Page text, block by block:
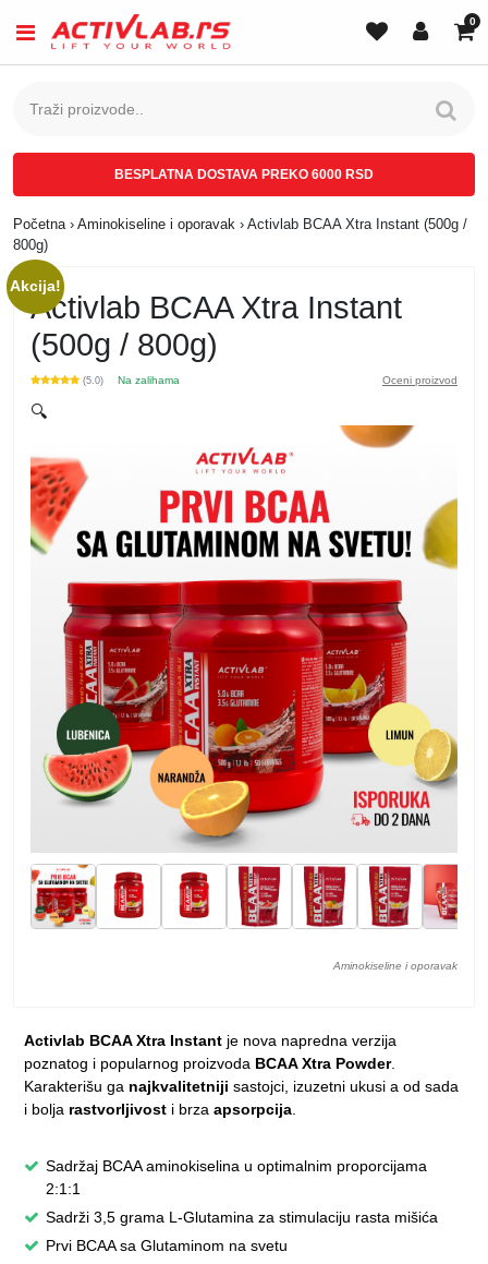
0
BESPLATNA DOSTAVA PREKO 6000 RSD
Početna › Aminokiseline i oporavak › Activlab BCAA Xtra Instant (500g /
800g)
Activlab BCAA Xtra Instant
(500g / 800g)
(5.0) Na zalihama Oceni proizvod
Akcija!
🔍
Aminokiseline i oporavak
Activlab BCAA Xtra Instant je nova napredna verzija
poznatog i popularnog proizvoda BCAA Xtra Powder.
Karakterišu ga najkvalitetniji sastojci, izuzetni ukusi a od sada
i bolja rastvorljivost i brza apsorpcija
Sadržaj BCAA aminokiselina u optimalnim proporcijama
2:1:1
Sadrži 3,5 grama L-Glutamina za stimulaciju rasta mišića
Prvi BCAA sa Glutaminom na svetu